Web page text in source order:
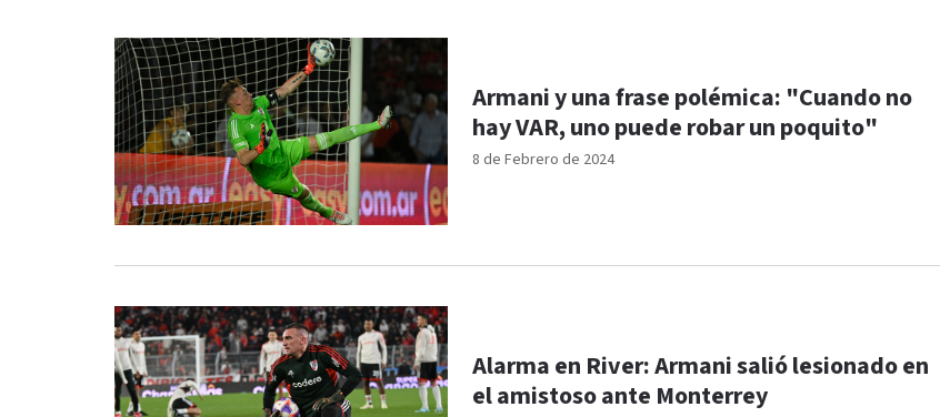
8 de Febrero de 2024
Armani y una frase polémica: "Cuando no
hay VAR, uno puede robar un poquito"
Alarma en River: Armani salió lesionado en
el amistoso ante Monterrey